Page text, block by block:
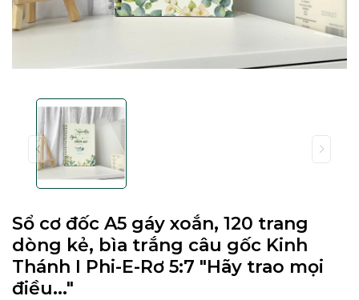
Sổ cơ đốc A5 gáy xoắn, 120 trang
dòng kẻ, bìa trắng câu gốc Kinh
Thánh I Phi-E-Rơ 5:7 "Hãy trao mọi
điều..."